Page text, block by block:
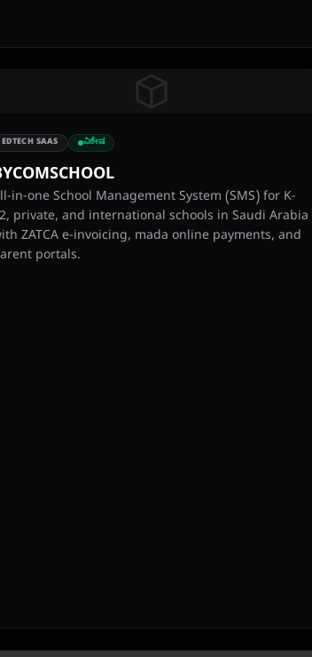
EDTECH SAAS ವಿಶೇಷ
in-one School Management System (SMS) for K-
private, and international schools in Saudi Arabia
ZATCA e-invoicing, mada online payments, and
portals.